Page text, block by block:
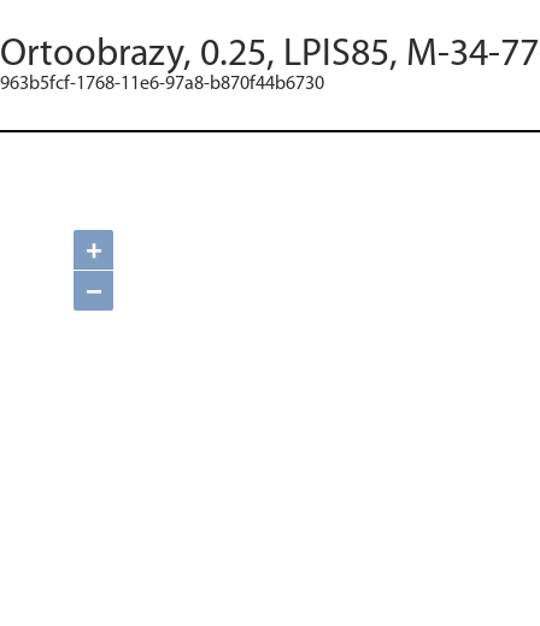
Ortoobrazy, 0.25, LPIS85, M-34-
963b5fcf-1768-11e6-97a8-b870f44b6730
+
−